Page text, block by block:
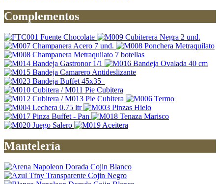
Complementos
Mantelería